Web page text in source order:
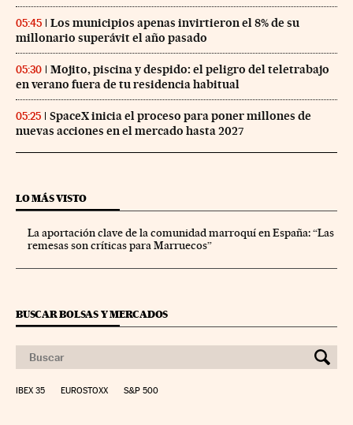
05:45
Los municipios apenas invirtieron el 8% de su
millonario superávit el año pasado
05:30
Mojito, piscina y despido: el peligro del teletrabajo
en verano fuera de tu residencia habitual
05:25
SpaceX inicia el proceso para poner millones de
nuevas acciones en el mercado hasta 2027
LO MÁS VISTO
La aportación clave de la comunidad marroquí en España: “Las
remesas son críticas para Marruecos”
BUSCAR BOLSAS Y MERCADOS
IBEX 35 EUROSTOXX S&P 500